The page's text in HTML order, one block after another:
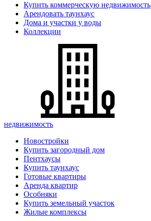
Купить коммерческую недвижимость
Арендовать таунхаус
Дома и участки у воды
Коллекции
недвижимость
Новостройки
Купить загородный дом
Пентхаусы
Купить таунхаус
Готовые квартиры
Аренда квартир
Особняки
Купить земельный участок
Жилые комплексы